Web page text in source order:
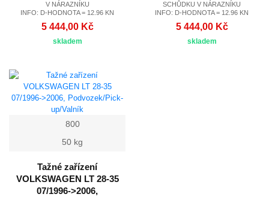
V NÁRAZNÍKU
INFO: D-HODNOTA = 12.96 KN
5 444,00 Kč
skladem
SCHŮDKU V NÁRAZNÍKU
INFO: D-HODNOTA = 12.96 KN
5 444,00 Kč
skladem
800
50 kg
Tažné zařízení
VOLKSWAGEN LT 28-35
07/1996->2006,